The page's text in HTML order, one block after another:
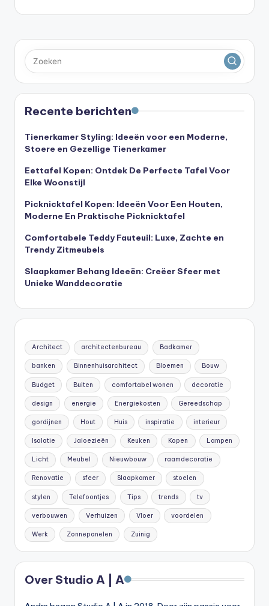
Recente berichten
Tienerkamer Styling: Ideeën voor een Moderne,
Stoere en Gezellige Tienerkamer
Eettafel Kopen: Ontdek De Perfecte Tafel Voor
Elke Woonstijl
Picknicktafel Kopen: Ideeën Voor Een Houten,
Moderne En Praktische Picknicktafel
Comfortabele Teddy Fauteuil: Luxe, Zachte en
Trendy Zitmeubels
Slaapkamer Behang Ideeën: Creëer Sfeer met
Unieke Wanddecoratie
Architect architectenbureau Badkamer
banken Binnenhuisarchitect Bloemen Bouw
Budget Buiten comfortabel wonen decoratie
design energie Energiekosten Gereedschap
gordijnen Hout Huis inspiratie interieur
Isolatie Jaloezieën Keuken Kopen Lampen
Licht Meubel Nieuwbouw raamdecoratie
Renovatie sfeer Slaapkamer stoelen
stylen Telefoontjes Tips trends tv
verbouwen Verhuizen Vloer voordelen
Werk Zonnepanelen Zuinig
Over Studio A | A